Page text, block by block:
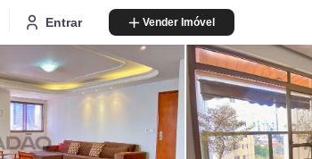
Entrar Vender Imóvel